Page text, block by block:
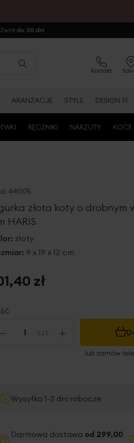
Zwrot do 30 dni
Kontakt
ARANŻACJE STYLE DESIGN 91
RĘCZNIKI NARZUTY KOCE
440175
złota koty o drobnym
HARIS
złoty
9 x 19 x 12 cm
- szt. +
zł
lub zamów
Wysyłka 1-2 dni robocze
Darmowa dostawa od 299,00